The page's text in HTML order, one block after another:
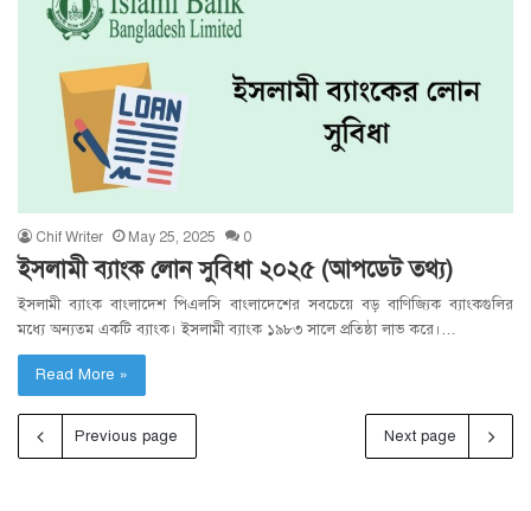
Chif Writer May 25, 2025 0
ইসলামী ব্যাংক লোন সুবিধা ২০২৫ (আপডেট তথ্য)
ইসলামী ব্যাংক বাংলাদেশ পিএলসি বাংলাদেশের সবচেয়ে বড় বাণিজ্যিক ব্যাংকগুলির
মধ্যে অন্যতম একটি ব্যাংক। ইসলামী ব্যাংক ১৯৮৩ সালে প্রতিষ্ঠা লাভ করে।…
Read More »
Previous page Next page